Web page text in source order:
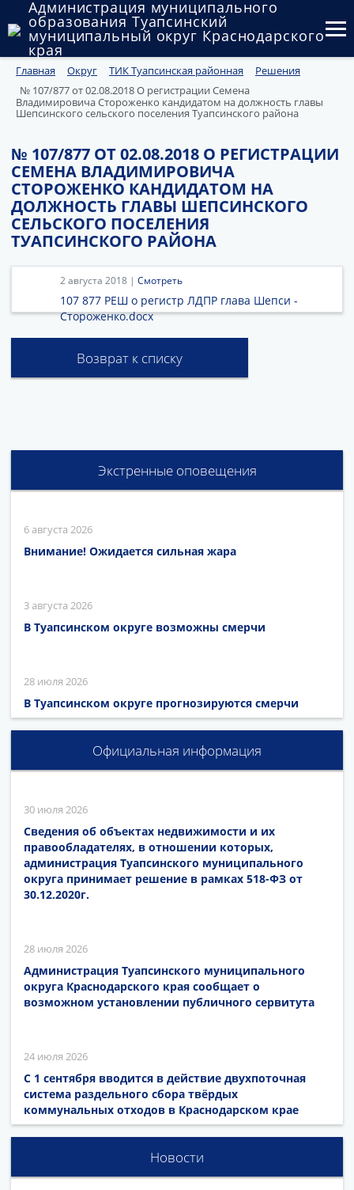
Администрация муниципального
образования Туапсинский
муниципальный округ Краснодарского
края
Округ
Администрация
Государственный и муниципальный контроль
Муниципальное имущество
Публичные слушания и общественные обсуждения
Документы
Главная Округ ТИК Туапсинская районная
Решения
№ 107/877 от 02.08.2018 О регистрации Семена
Владимировича Стороженко кандидатом на должность главы
Шепсинского сельского поселения Туапсинского района
№ 107/877 ОТ 02.08.2018 О РЕГИСТРАЦИИ
СЕМЕНА ВЛАДИМИРОВИЧА
СТОРОЖЕНКО КАНДИДАТОМ НА
ДОЛЖНОСТЬ ГЛАВЫ ШЕПСИНСКОГО
СЕЛЬСКОГО ПОСЕЛЕНИЯ
ТУАПСИНСКОГО РАЙОНА
2 августа 2018 | Смотреть
107 877 РЕШ о регистр ЛДПР глава Шепси -
Стороженко.docx
Возврат к списку
Экстренные оповещения
6 августа 2026
Внимание! Ожидается сильная жара
3 августа 2026
В Туапсинском округе возможны смерчи
28 июля 2026
В Туапсинском округе прогнозируются смерчи
Официальная информация
30 июля 2026
Сведения об объектах недвижимости и их
правообладателях, в отношении которых,
администрация Туапсинского муниципального
округа принимает решение в рамках 518-ФЗ от
30.12.2020г.
28 июля 2026
Администрация Туапсинского муниципального
округа Краснодарского края сообщает о
возможном установлении публичного сервитута
24 июля 2026
С 1 сентября вводится в действие двухпоточная
система раздельного сбора твёрдых
коммунальных отходов в Краснодарском крае
Новости